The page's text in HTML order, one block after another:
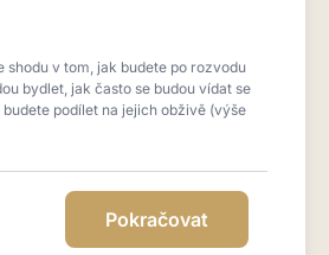
shodu v tom, jak budete po rozvodu
bydlet, jak často se budou vídat se
podílet na jejich obživě (výše